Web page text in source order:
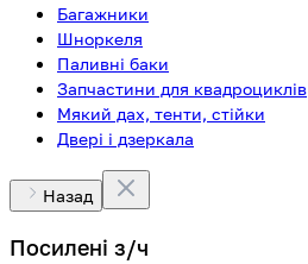
Багажники
Шноркеля
Паливні баки
Запчастини для квадроциклів
Мякий дах, тенти, стійки
Двері і дзеркала
Назад
Посилені з/ч